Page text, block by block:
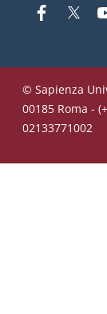
Facebook
© Sapienza
00185 Roma -
02133771002